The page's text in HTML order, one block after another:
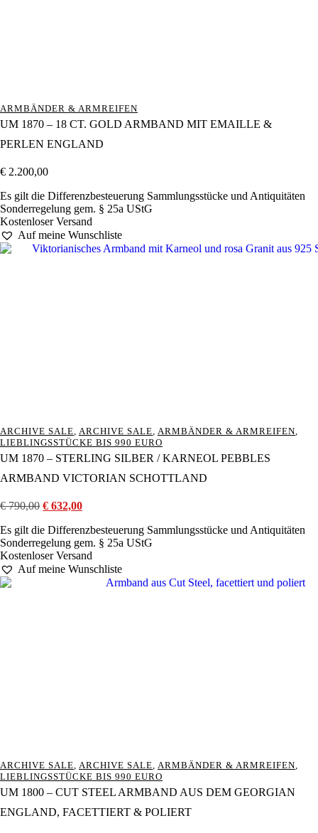
ARMBÄNDER & ARMREIFEN
UM 1870 – 18 CT. GOLD ARMBAND MIT EMAILLE &
PERLEN ENGLAND
€ 2.200,00
Es gilt die Differenzbesteuerung Sammlungsstücke und Antiquitäten
Sonderregelung gem. § 25a UStG
Kostenloser Versand
Auf meine Wunschliste
ARCHIVE SALE, ARCHIVE SALE, ARMBÄNDER & ARMREIFEN,
LIEBLINGSSTÜCKE BIS 990 EURO
UM 1870 – STERLING SILBER / KARNEOL PEBBLES
ARMBAND VICTORIAN SCHOTTLAND
€790,00 Ursprünglicher
war:
€ 790,00
€ 632,00
ist:
€ 632,00.
Es gilt die Differenzbesteuerung Sammlungsstücke und Antiquitäten
Sonderregelung gem. § 25a UStG
Kostenloser Versand
Auf meine Wunschliste
ARCHIVE SALE, ARCHIVE SALE, ARMBÄNDER & ARMREIFEN,
LIEBLINGSSTÜCKE BIS 990 EURO
UM 1800 – CUT STEEL ARMBAND AUS DEM GEORGIAN
ENGLAND, FACETTIERT & POLIERT